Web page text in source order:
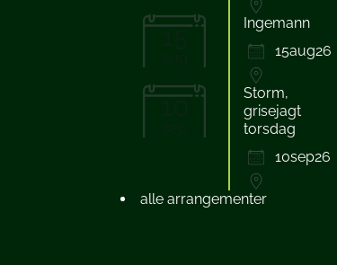
15
Ingemann
15aug26
10
Storm,
grisejagt
torsdag
10sep26
alle arrangementer